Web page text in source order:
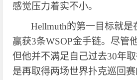
感觉压力着实不小。
Hellmuth的第一目标就是
赢获3条WSOP金手链。尽管
但他并不满足自己过去30年
是再取得两场世界扑克巡回